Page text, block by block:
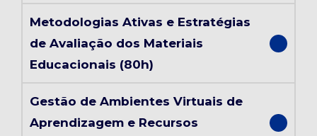
Metodologias Ativas e Estratégias
de Avaliação dos Materiais
Educacionais (80h)
Gestão de Ambientes Virtuais de
Aprendizagem e Recursos